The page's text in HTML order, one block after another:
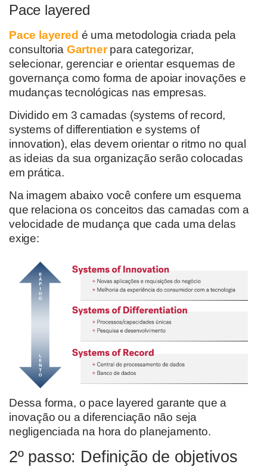
Pace layered
Pace layered é uma metodologia criada pela
consultoria Gartnerpara categorizar,
selecionar, gerenciar e orientar esquemas de
governança como forma de apoiar inovações e
mudanças tecnológicas nas empresas.
Dividido em 3 camadas (systems of record,
systems of differentiation e systems of
innovation), elas devem orientar o ritmo no qual
as ideias da sua organização serão colocadas
em prática.
Na imagem abaixo você confere um esquema
que relaciona os conceitos das camadas com a
velocidade de mudança que cada uma delas
exige:
Dessa forma, o pace layered garante que a
inovação ou a diferenciação não seja
negligenciada na hora do planejamento.
2º passo: Definição de objetivos